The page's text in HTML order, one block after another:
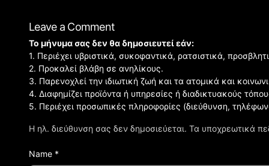
Leave a Comment
Η ηλ. διεύθυνση σας δεν δημοσιεύεται. Τα υποχρεωτικά
Το μήνυμα σας δεν θα δημοσιευτεί εάν:
1. Περιέχει υβριστικά, συκοφαντικά, ρατσιστικά,
2. Προκαλεί βλάβη σε ανηλίκους.
3. Παρενοχλεί την ιδιωτική ζωή και τα ατομικά και
4. Διαφημίζει προϊόντα ή υπηρεσίες ή διαδικτυακούς
5. Περιέχει προσωπικές πληροφορίες (διεύθυνση,
Name *